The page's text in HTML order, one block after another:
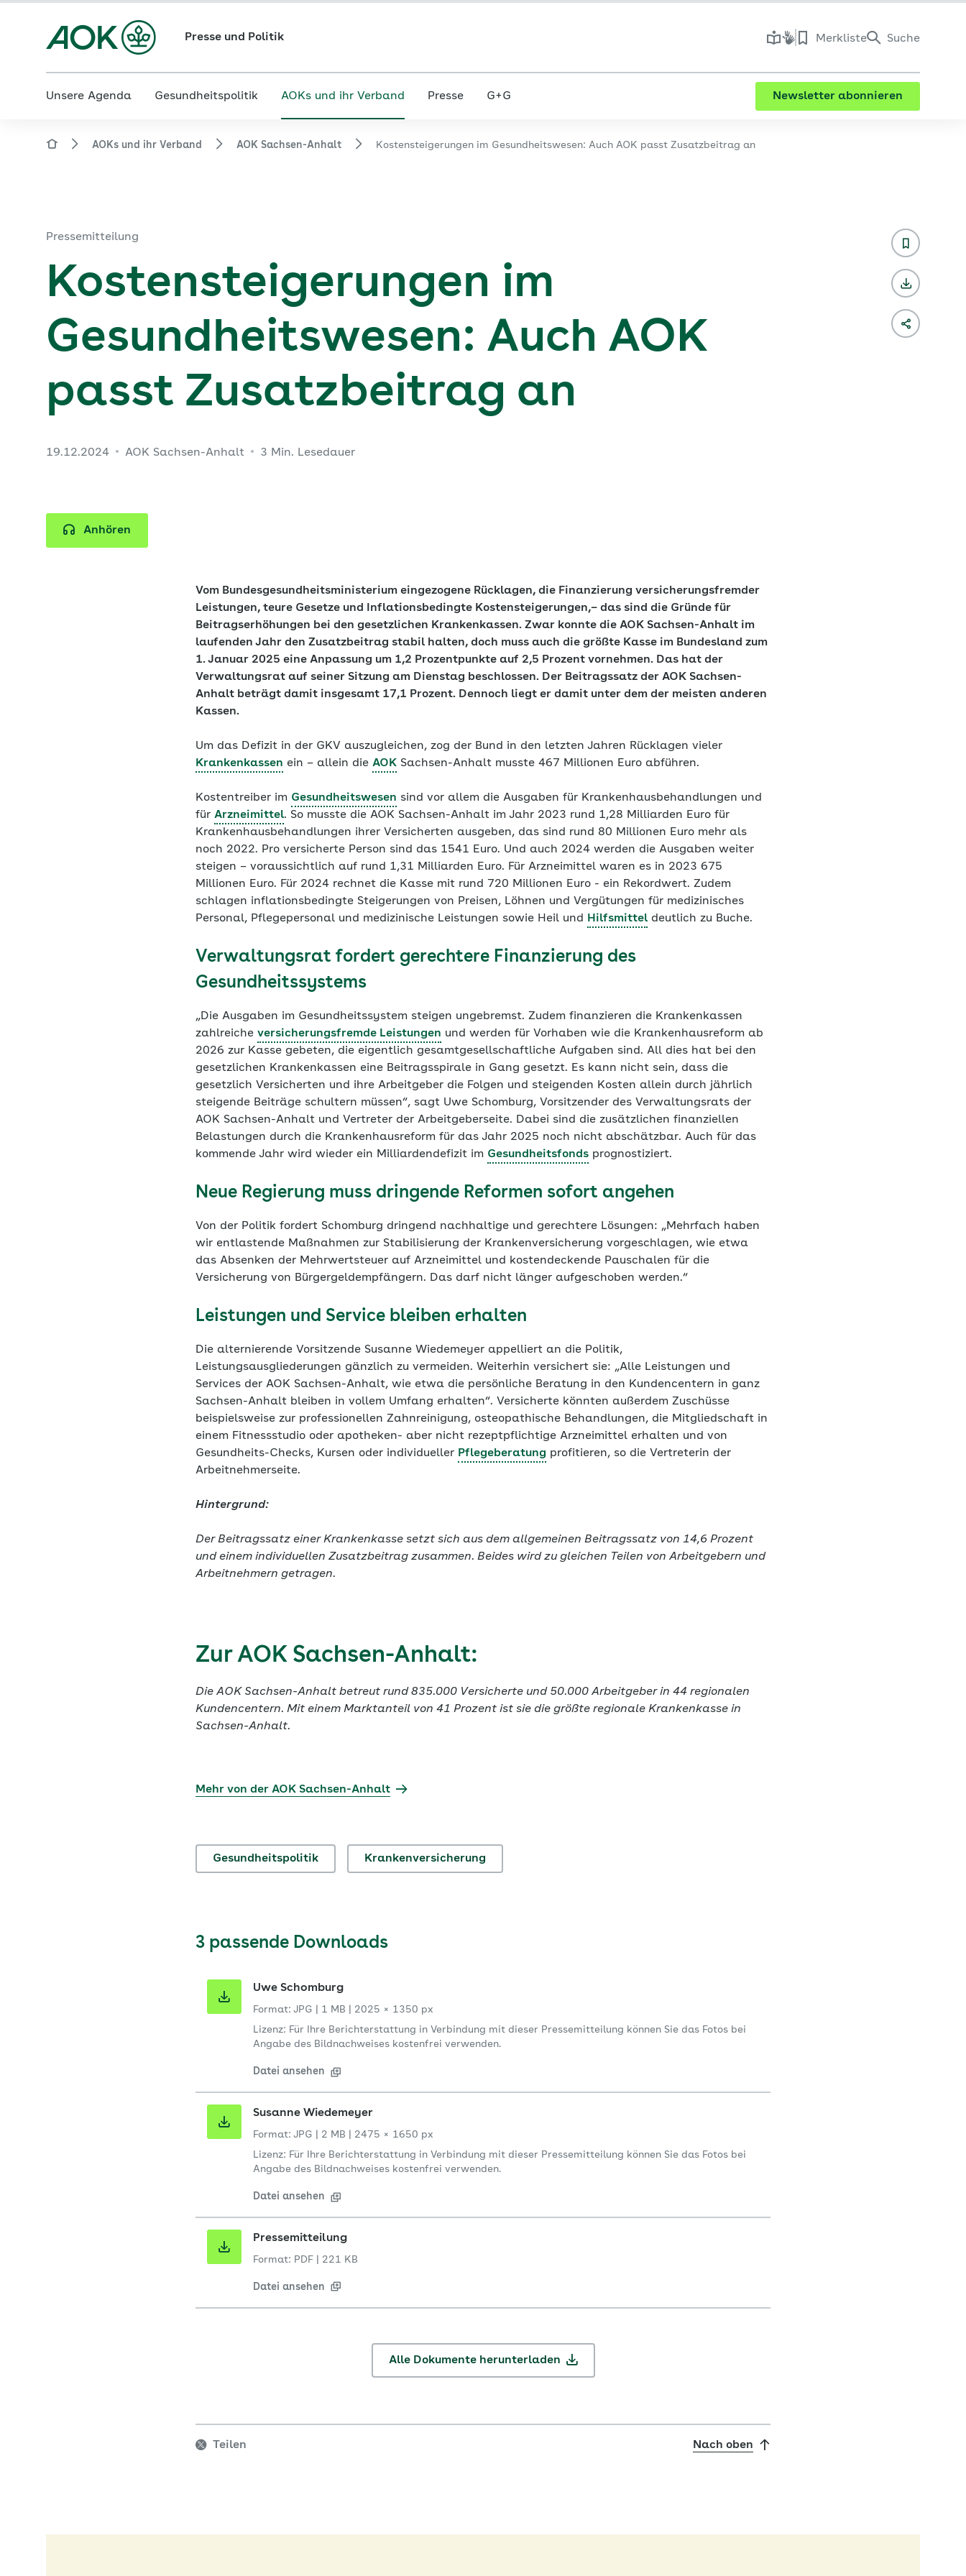
Presse und Politik Merkliste Suche
Unsere Agenda Gesundheitspolitik AOKs und ihr Verband Presse G+G Newsletter abonnieren
AOKs und ihr Verband AOK Sachsen-Anhalt Kostensteigerungen im Gesundheitswesen: Auch AOK passt Zusatzbeitrag an
Pressemitteilung
Kostensteigerungen im
Gesundheitswesen: Auch AOK
passt Zusatzbeitrag an
19.12.2024 AOK Sachsen-Anhalt 3 Min. Lesedauer
Anhören
Vom Bundesgesundheitsministerium eingezogene Rücklagen, die Finanzierung versicherungsfremder
Leistungen, teure Gesetze und Inflationsbedingte Kostensteigerungen,– das sind die Gründe für
Beitragserhöhungen bei den gesetzlichen Krankenkassen. Zwar konnte die AOK Sachsen-Anhalt im
laufenden Jahr den Zusatzbeitrag stabil halten, doch muss auch die größte Kasse im Bundesland zum
1. Januar 2025 eine Anpassung um 1,2 Prozentpunkte auf 2,5 Prozent vornehmen. Das hat der
Verwaltungsrat auf seiner Sitzung am Dienstag beschlossen. Der Beitragssatz der AOK Sachsen-
Anhalt beträgt damit insgesamt 17,1 Prozent. Dennoch liegt er damit unter dem der meisten anderen
Kassen.
Um das Defizit in der GKV auszugleichen, zog der Bund in den letzten Jahren Rücklagen vieler
Krankenkassen ein – allein die AOK Sachsen-Anhalt musste 467 Millionen Euro abführen.
Kostentreiber im Gesundheitswesen sind vor allem die Ausgaben für Krankenhausbehandlungen und
für Arzneimittel. So musste die AOK Sachsen-Anhalt im Jahr 2023 rund 1,28 Milliarden Euro für
Krankenhausbehandlungen ihrer Versicherten ausgeben, das sind rund 80 Millionen Euro mehr als
noch 2022. Pro versicherte Person sind das 1541 Euro. Und auch 2024 werden die Ausgaben weiter
steigen – voraussichtlich auf rund 1,31 Milliarden Euro. Für Arzneimittel waren es in 2023 675
Millionen Euro. Für 2024 rechnet die Kasse mit rund 720 Millionen Euro - ein Rekordwert. Zudem
schlagen inflationsbedingte Steigerungen von Preisen, Löhnen und Vergütungen für medizinisches
Personal, Pflegepersonal und medizinische Leistungen sowie Heil und
Hilfsmittel deutlich zu Buche.
Verwaltungsrat fordert gerechtere Finanzierung des
Gesundheitssystems
„Die Ausgaben im Gesundheitssystem steigen ungebremst. Zudem finanzieren die Krankenkassen
zahlreiche versicherungsfremde Leistungen und werden für Vorhaben wie die Krankenhausreform ab
2026 zur Kasse gebeten, die eigentlich gesamtgesellschaftliche Aufgaben sind. All dies hat bei den
gesetzlichen Krankenkassen eine Beitragsspirale in Gang gesetzt. Es kann nicht sein, dass die
gesetzlich Versicherten und ihre Arbeitgeber die Folgen und steigenden Kosten allein durch jährlich
steigende Beiträge schultern müssen“, sagt Uwe Schomburg, Vorsitzender des Verwaltungsrats der
AOK Sachsen-Anhalt und Vertreter der Arbeitgeberseite. Dabei sind die zusätzlichen finanziellen
Belastungen durch die Krankenhausreform für das Jahr 2025 noch nicht abschätzbar. Auch für das
kommende Jahr wird wieder ein Milliardendefizit im Gesundheitsfonds prognostiziert.
Neue Regierung muss dringende Reformen sofort angehen
Von der Politik fordert Schomburg dringend nachhaltige und gerechtere Lösungen: „Mehrfach haben
wir entlastende Maßnahmen zur Stabilisierung der Krankenversicherung vorgeschlagen, wie etwa
das Absenken der Mehrwertsteuer auf Arzneimittel und kostendeckende Pauschalen für die
Versicherung von Bürgergeldempfängern. Das darf nicht länger aufgeschoben werden.“
Leistungen und Service bleiben erhalten
Die alternierende Vorsitzende Susanne Wiedemeyer appelliert an die Politik,
Leistungsausgliederungen gänzlich zu vermeiden. Weiterhin versichert sie: „Alle Leistungen und
Services der AOK Sachsen-Anhalt, wie etwa die persönliche Beratung in den Kundencentern in ganz
Sachsen-Anhalt bleiben in vollem Umfang erhalten“. Versicherte könnten außerdem Zuschüsse
beispielsweise zur professionellen Zahnreinigung, osteopathische Behandlungen, die Mitgliedschaft in
einem Fitnessstudio oder apotheken- aber nicht rezeptpflichtige Arzneimittel erhalten und von
Gesundheits-Checks, Kursen oder individueller Pflegeberatung profitieren, so die Vertreterin der
Arbeitnehmerseite.
Hintergrund:
Der Beitragssatz einer Krankenkasse setzt sich aus dem allgemeinen Beitragssatz von 14,6 Prozent
und einem individuellen Zusatzbeitrag zusammen. Beides wird zu gleichen Teilen von Arbeitgebern und
Arbeitnehmern getragen.
Zur AOK Sachsen-Anhalt:
Die AOK Sachsen-Anhalt betreut rund 835.000 Versicherte und 50.000 Arbeitgeber in 44 regionalen
Kundencentern. Mit einem Marktanteil von 41 Prozent ist sie die größte regionale Krankenkasse in
Sachsen-Anhalt.
Mehr von der AOK Sachsen-Anhalt
Gesundheitspolitik Krankenversicherung
3 passende Downloads
Uwe Schomburg
Format: JPG 1 MB
2025 × 1350 px
Lizenz: Für Ihre Berichterstattung in Verbindung mit dieser Pressemitteilung können Sie das Fotos bei
Angabe des Bildnachweises kostenfrei verwenden.
Datei ansehen
Susanne Wiedemeyer
Format: JPG 2 MB
2475 × 1650 px
Lizenz: Für Ihre Berichterstattung in Verbindung mit dieser Pressemitteilung können Sie das Fotos bei
Angabe des Bildnachweises kostenfrei verwenden.
Datei ansehen
Pressemitteilung
Format: PDF 221 KB
Datei ansehen
Alle Dokumente herunterladen
Teilen Nach oben